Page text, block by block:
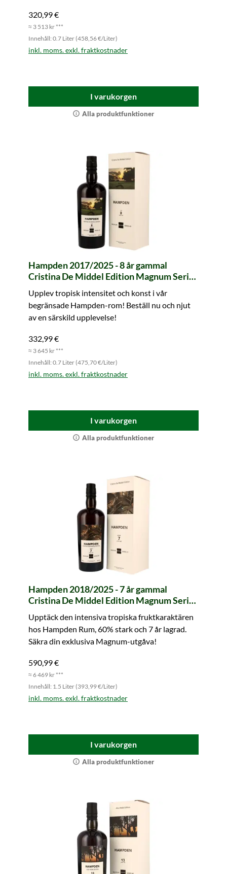
320,99 €
≈ 3 513 kr ***
Innehåll: 0.7 Liter (458,56 €/Liter)
inkl. moms. exkl. fraktkostnader
I varukorgen
Alla produktfunktioner
Hampden 2017/2025 - 8 år gammal
Cristina De Middel Edition Magnum Series
Upplev tropisk intensitet och konst i vår
begränsade Hampden-rom! Beställ nu och njut
av en särskild upplevelse!
332,99 €
≈ 3 645 kr ***
Innehåll: 0.7 Liter (475,70 €/Liter)
inkl. moms. exkl. fraktkostnader
I varukorgen
Alla produktfunktioner
Hampden 2018/2025 - 7 år gammal
Cristina De Middel Edition Magnum Series
Upptäck den intensiva tropiska fruktkaraktären
hos Hampden Rum, 60% stark och 7 år lagrad.
Säkra din exklusiva Magnum-utgåva!
590,99 €
≈ 6 469 kr ***
Innehåll: 1.5 Liter (393,99 €/Liter)
inkl. moms. exkl. fraktkostnader
I varukorgen
Alla produktfunktioner